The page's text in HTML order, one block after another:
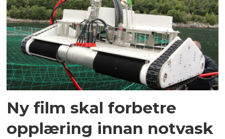
Ny film skal forbetre
opplæring innan notvask